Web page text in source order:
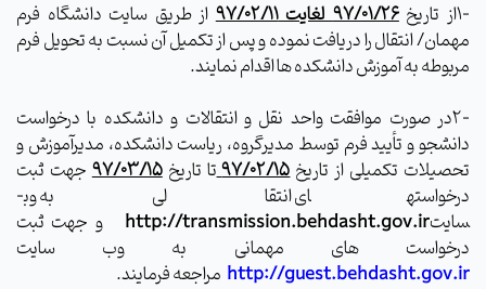
-1از تاریخ
97/01/26 لغایت 97/02/11
از طریق سایت دانشگاه فرم
مهمان/ انتقال را دریافت نموده و پس از تکمیل آن نسبت به تحویل فرم
مربوطه به آموزش دانشکده ها اقدام نمایند.
-2در صورت موافقت واحد نقل و انتقالات و دانشکده با درخواست
دانشجو و تأیید فرم توسط مدیرگروه، ریاست دانشکده، مدیرآموزش و
تحصیلات تکمیلی از تاریخ97/02/15 تا تاریخ97/03/15جهت ثبت
درخواستهای انتقالی به وب­
سایتhttp://transmission.behdasht.gov.ir و جهت ثبت
درخواست های مهمانی به وب سایت
http://guest.behdasht.gov.ir مراجعه فرمایند.